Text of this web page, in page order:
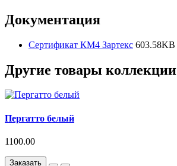
Документация
Сертификат КМ4 Зартекс 603.58KB
Другие товары коллекции
Пергатто белый
1100.00
Заказать